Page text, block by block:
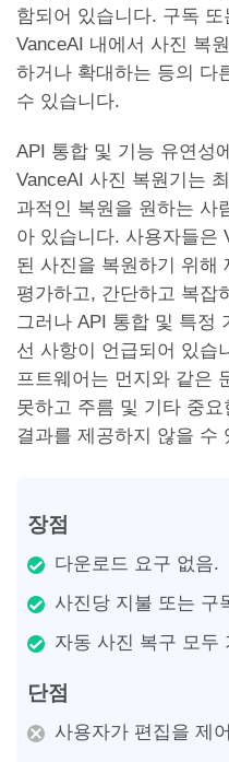
함되어 있습니다. 구독
VanceAI 내에서 사진 복
하거나 확대하는 등의 다
수 있습니다.
API 통합 및 기능 유연성
VanceAI 사진 복원기는
과적인 복원을 원하는 사
아 있습니다. 사용자들은
된 사진을 복원하기 위해
평가하고, 간단하고 복잡
그러나 API 통합 및 특정
선 사항이 언급되어 있습
프트웨어는 먼지와 같은
못하고 주름 및 기타 중
결과를 제공하지 않을 수
장점
다운로드 요구 없음.
사진당 지불 또는 구
자동 사진 복구 모두
단점
사용자가 편집을 제